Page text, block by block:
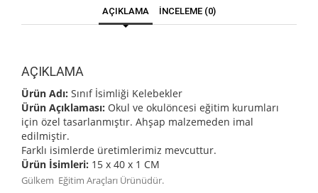
AÇIKLAMA İNCELEME (0)
AÇIKLAMA
Ürün Adı: Sınıf İsimliği Kelebekler
Ürün Açıklaması: Okul ve okulöncesi eğitim kurumları
için özel tasarlanmıştır. Ahşap malzemeden imal
edilmiştir.
Farklı isimlerde üretimlerimiz mevcuttur.
Ürün İsimleri: 15 x 40 x 1 CM
Gülkem Eğitim Araçları Ürünüdür.